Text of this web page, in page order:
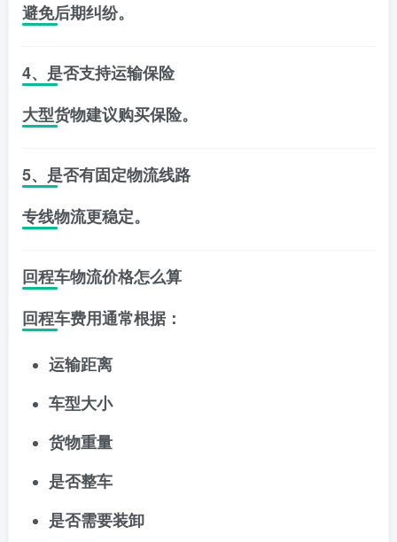
避免后期纠纷。
4、是否支持运输保险
大型货物建议购买保险。
5、是否有固定物流线路
专线物流更稳定。
回程车物流价格怎么算
回程车费用通常根据：
运输距离
车型大小
货物重量
是否整车
是否需要装卸